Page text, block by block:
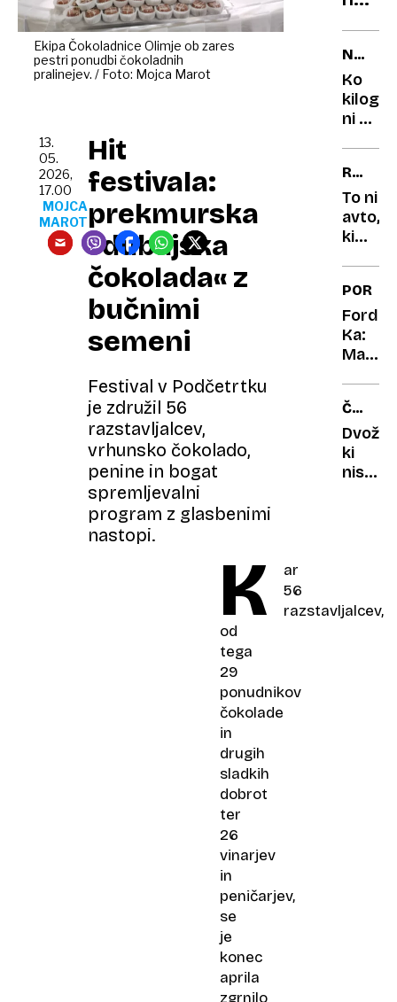
Ekipa Čokoladnice Olimje ob zares
pestri ponudbi čokoladnih
pralinejev.​ / Foto: Mojca Marot
Hit
festivala:
prekmurska
»dubajska
čokolada« z
bučnimi
semeni
Festival v Podčetrtku
je združil 56
razstavljalcev,
vrhunsko čokolado,
penine in bogat
spremljevalni
program z glasbenimi
nastopi.
13.
05.
2026,
17.00
MOJCA
MAROT
K
ar
56
razstavljalcev,
od
tega
29
ponudnikov
čokolade
in
drugih
sladkih
dobrot
ter
26
vinarjev
in
peničarjev,
se
je
konec
aprila
zgrnilo
in
na
ENOTE
Ko
ni bil
ki so
skoraj
CLIO
To ni
avto,
ki
vozila
dedek
in
babica
Ford
Ka:
Mali
je
upal
biti
čuden
ČUDNI
ki
niso